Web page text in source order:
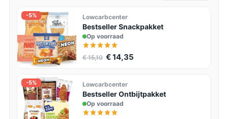
-5% Lowcarbcenter
Bestseller Snackpakket
Op voorraad
€ 15,10 € 14,35
-5% Lowcarbcenter
Bestseller Ontbijtpakket
Op voorraad